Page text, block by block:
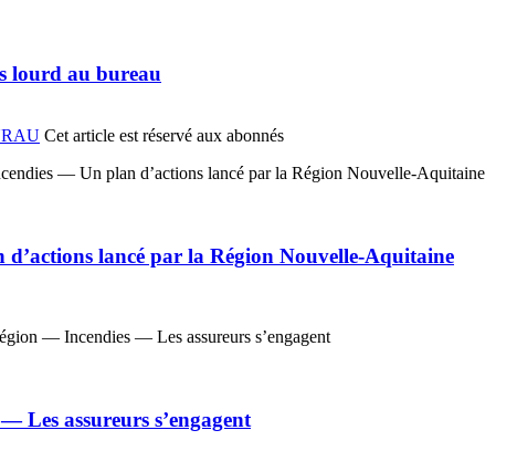
lourd au bureau
Cet article est réservé aux abonnés
lancé par la Région Nouvelle-Aquitaine
Les assureurs s’engagent